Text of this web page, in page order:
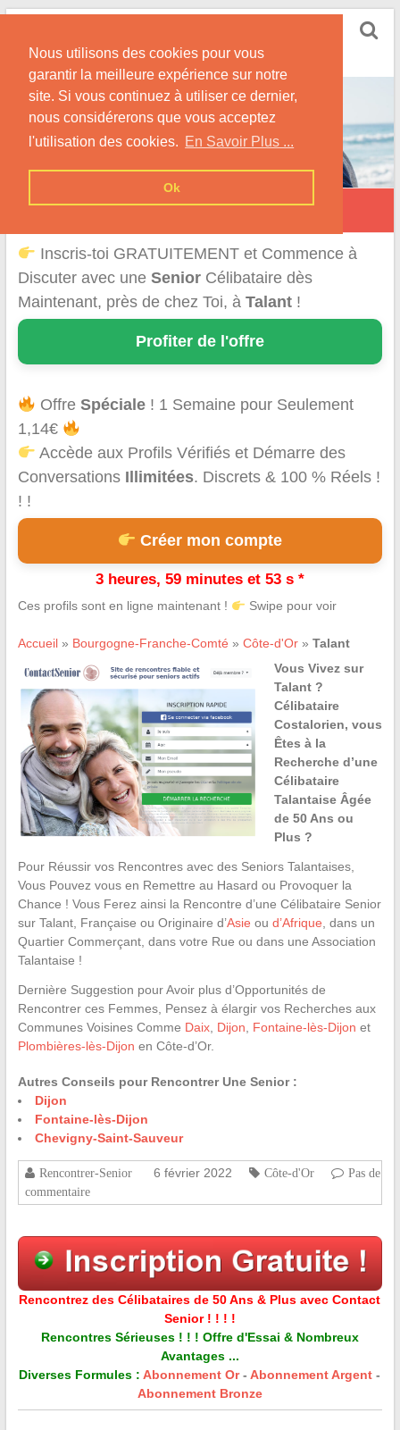
Nous utilisons des cookies pour vous
garantir la meilleure expérience sur notre
site. Si vous continuez à utiliser ce dernier,
nous considérerons que vous acceptez
l'utilisation des cookies. En Savoir Plus ...
Ok
Skip
content
Conseils & Infos pour la Rencontre d'une Senior
Talant
Inscris-toi GRATUITEMENT et Commence à
Discuter avec une SeniorCélibataire dès
Maintenant, près de chez Toi, à Talant!
Profiter de l'offre
OffreSpéciale ! 1 Semaine pour Seulement
1,14€
Accède aux Profils Vérifiés et Démarre des
Conversations Illimitées. Discrets & 100 % Réels !
! !
Créer mon compte
3 heures, 59 minutes et 53 s *
Ces profils sont en ligne maintenant ! Swipe pour voir
Accueil» Bourgogne-Franche-Comté » Côte-d'Or» Talant
Vous Vivez sur
Talant ?
Célibataire
Costalorien, vous
Êtes à la
Recherche d’une
Célibataire
Talantaise Âgée
de 50 Ans ou
Plus ?
Pour Réussir vos Rencontres avec des Seniors Talantaises,
Vous Pouvez vous en Remettre au Hasard ou Provoquer la
Chance ! Vous Ferez ainsi la Rencontre d’une Célibataire Senior
sur Talant, Française ou Originaire d’Asie ou d’Afrique, dans un
Quartier Commerçant, dans votre Rue ou dans une Association
Talantaise !
Dernière Suggestion pour Avoir plus d’Opportunités de
Rencontrer ces Femmes, Pensez à élargir vos Recherches aux
Communes Voisines Comme Daix, Dijon, Fontaine-lès-Dijon et
Plombières-lès-Dijon en Côte-d’Or.
Autres Conseils pour Rencontrer Une Senior :
Dijon
Fontaine-lès-Dijon
Chevigny-Saint-Sauveur
Rencontrer-Senior 6 février 2022 Côte-d'Or
Pas de
commentaire
Rencontrez des Célibataires de 50 Ans & Plus avec Contact
Senior ! ! ! !
Rencontres Sérieuses ! ! ! Offre d'Essai & Nombreux
Avantages ...
Diverses Formules : Abonnement Or-Abonnement Argent -
Abonnement Bronze